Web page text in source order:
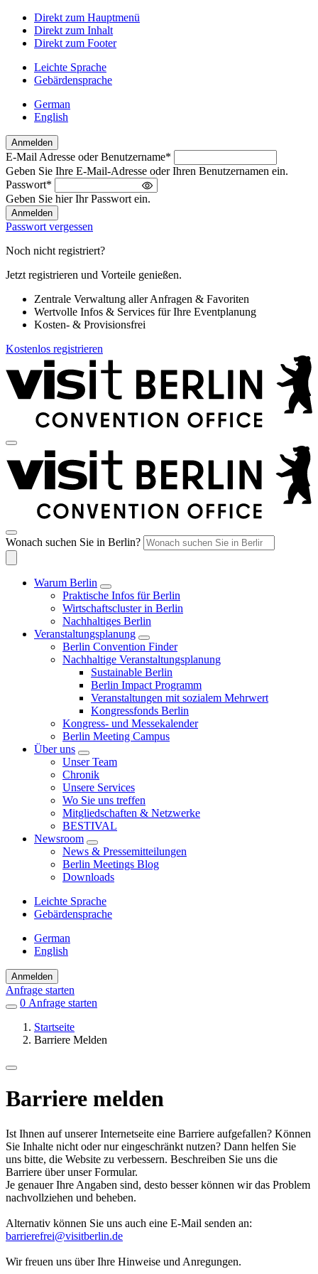
Direkt zum Hauptmenü
Direkt zum Inhalt
Direkt zum Footer
Leichte Sprache
Gebärdensprache
German
English
Anmelden
Willkommen
zurück!
Bitte
melden
Sie
sich
an
E-Mail Adresse oder Benutzername*
Geben Sie Ihre E-Mail-Adresse oder Ihren Benutzernamen ein.
Passwort*
Geben Sie hier Ihr Passwort ein.
Passwort vergessen
Noch nicht registriert?
Jetzt registrieren und Vorteile genießen.
Zentrale Verwaltung aller Anfragen & Favoriten
Wertvolle Infos & Services für Ihre Eventplanung
Kosten- & Provisionsfrei
Kostenlos registrieren
Wonach suchen Sie in Berlin?
Warum Berlin
Praktische Infos für Berlin
Wirtschaftscluster in Berlin
Nachhaltiges Berlin
Veranstaltungsplanung
Berlin Convention Finder
Nachhaltige Veranstaltungsplanung
Sustainable Berlin
Berlin Impact Programm
Veranstaltungen mit sozialem Mehrwert
Kongressfonds Berlin
Kongress- und Messekalender
Berlin Meeting Campus
Über uns
Unser Team
Chronik
Unsere Services
Wo Sie uns treffen
Mitgliedschaften & Netzwerke
BESTIVAL
Newsroom
News & Pressemitteilungen
Berlin Meetings Blog
Downloads
Leichte Sprache
Gebärdensprache
German
English
Anmelden
Anfrage starten
0 Einträge
Favoriten
Anfrage starten
Startseite
Barriere Melden
Barriere melden
Ist Ihnen auf unserer Internetseite eine Barriere aufgefallen? Können
Sie Inhalte nicht oder nur eingeschränkt nutzen? Dann helfen Sie
uns bitte, die Website zu verbessern. Beschreiben Sie uns die
Barriere über unser Formular.
Je genauer Ihre Angaben sind, desto besser können wir das Problem
nachvollziehen und beheben.
Alternativ können Sie uns auch eine E-Mail senden an:
barrierefrei@visitberlin.de
Wir freuen uns über Ihre Hinweise und Anregungen.